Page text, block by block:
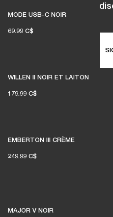
MODE USB-C NOIR
69.99 C$
WILLEN II NOIR ET LAITON
179.99 C$
EMBERTON III CRÈME
249.99 C$
MAJOR V NOIR